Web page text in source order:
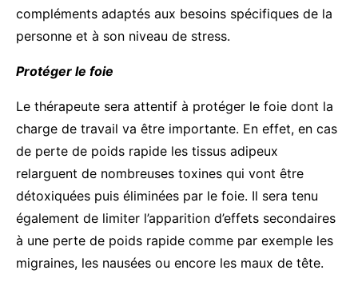
compléments adaptés aux besoins spécifiques de la
personne et à son niveau de stress.
Protéger le foie
Le thérapeute sera attentif à protéger le foie dont la
charge de travail va être importante. En effet, en cas
de perte de poids rapide les tissus adipeux
relarguent de nombreuses toxines qui vont être
détoxiquées puis éliminées par le foie. Il sera tenu
également de limiter l’apparition d’effets secondaires
à une perte de poids rapide comme par exemple les
migraines, les nausées ou encore les maux de tête.